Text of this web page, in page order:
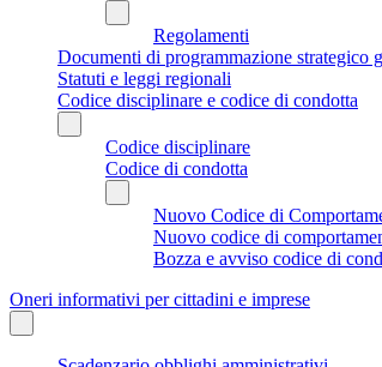
Regolamenti
Documenti di programmazione strategico
Statuti e leggi regionali
Codice disciplinare e codice di condotta
Codice disciplinare
Codice di condotta
Nuovo Codice di
Nuovo codice di
Bozza e avviso codice di
Oneri informativi per cittadini e imprese